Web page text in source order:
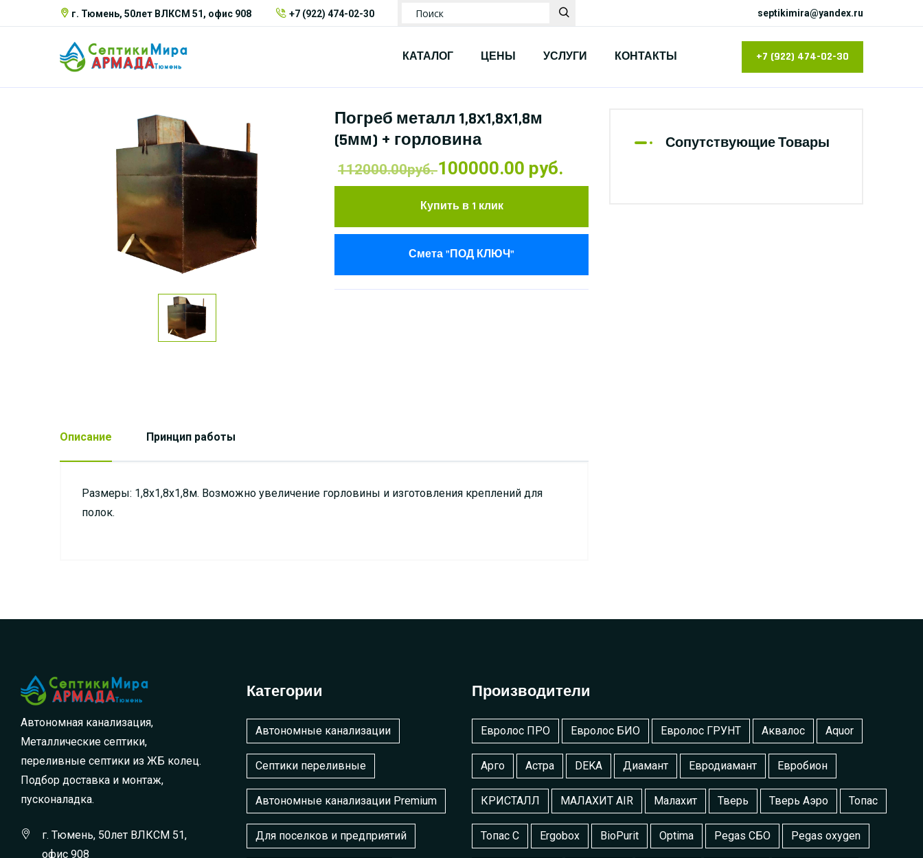
г. Тюмень, 50лет ВЛКСМ 51, офис 908 +7 (922) 474-02-30 septikimira@yandex.ru
КАТАЛОГ ЦЕНЫ УСЛУГИ КОНТАКТЫ +7 (922) 474-02-30
Погреб металл 1,8х1,8х1,8м
(5мм) + горловина
112000.00руб.100000.00 руб.
Купить в 1 клик
Смета "ПОД КЛЮЧ"
Описание Принцип работы
Размеры: 1,8х1,8х1,8м. Возможно увеличение горловины и изготовления креплений для
полок.
Сопутствующие Товары
Автономная канализация,
Металлические септики,
переливные септики из ЖБ колец.
Подбор доставка и монтаж,
пусконаладка.
г. Тюмень, 50лет ВЛКСМ 51,
офис 908
Категории
Автономные канализации
Септики переливные
Автономные канализации Premium
Для поселков и предприятий
Производители
Евролос ПРО Евролос БИО Евролос ГРУНТ Аквалос Aquor
Арго Астра DEKA Диамант Евродиамант Евробион
КРИСТАЛЛ МАЛАХИТ AIR Малахит Тверь Тверь Аэро Топас
Топас С Ergobox BioPurit Optima Pegas СБО Pegas oxygen